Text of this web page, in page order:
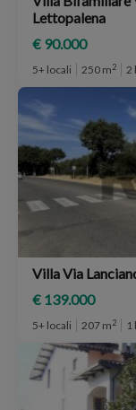
Lettopalena
€ 90.000
5+ locali 250 m2 2
€ 139.000
5+ locali 207 m2 1